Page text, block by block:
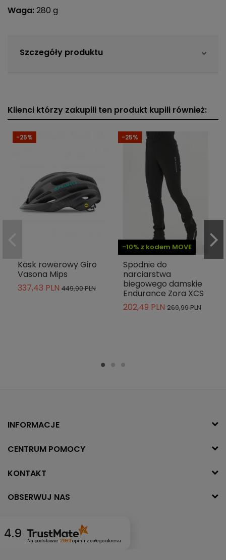
Waga:280 g
Szczegóły produktu
Klienci którzy zakupili ten produkt kupili również:
-25%
Kask rowerowy Giro
Vasona Mips
337,43 PLN 449,90 PLN
-10% z kodem MOVE
-25%
Spodnie do
narciarstwa
biegowego damskie
Endurance Zora XCS
202,49 PLN 269,99 PLN
INFORMACJE
CENTRUM POMOCY
KONTAKT
OBSERWUJ NAS
4.9 Na podstawie 2989opinii z całego okresu